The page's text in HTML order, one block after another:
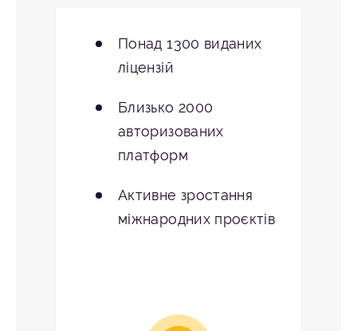
Понад 1300 виданих
ліцензій
Близько 2000
авторизованих
платформ
Активне зростання
міжнародних проєктів